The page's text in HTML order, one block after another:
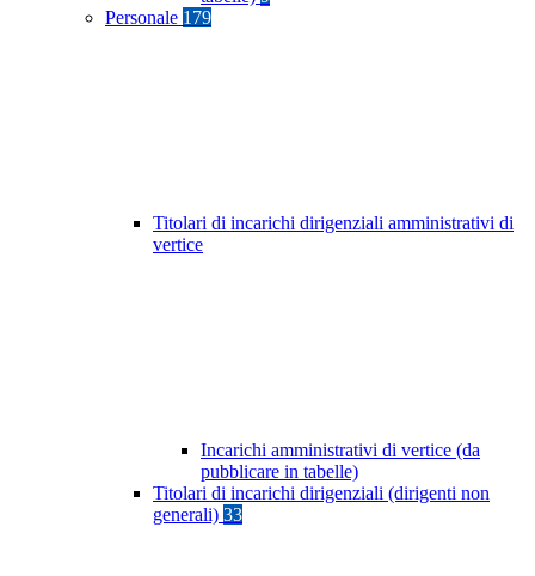
Personale 179
Titolari di incarichi dirigenziali amministrativi di
vertice
Incarichi amministrativi di vertice (da
pubblicare in tabelle)
Titolari di incarichi dirigenziali (dirigenti non
generali) 33